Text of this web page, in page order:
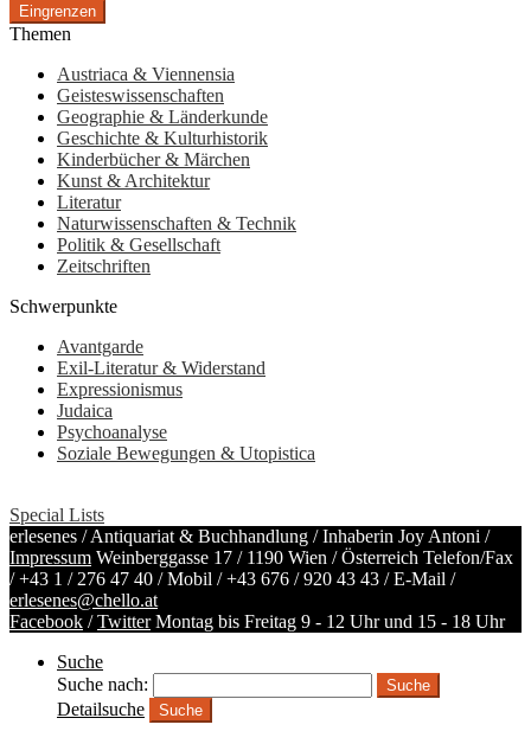
Eingrenzen
Themen
Austriaca & Viennensia
Geisteswissenschaften
Geographie & Länderkunde
Geschichte & Kulturhistorik
Kinderbücher & Märchen
Kunst & Architektur
Literatur
Naturwissenschaften & Technik
Politik & Gesellschaft
Zeitschriften
Schwerpunkte
Avantgarde
Exil-Literatur & Widerstand
Expressionismus
Judaica
Psychoanalyse
Soziale Bewegungen & Utopistica
Special Lists
erlesenes / Antiquariat & Buchhandlung / Inhaberin Joy Antoni /
Impressum Weinberggasse 17 / 1190 Wien / Österreich Telefon/Fax
/+43 1 / 276 47 40 / Mobil /+43 676 / 920 43 43 / E-Mail /
erlesenes@chello.at
Facebook /Twitter Montag bis Freitag 9 - 12 Uhr und 15 - 18 Uhr
Suche
Suche nach:
Detailsuche
Suche